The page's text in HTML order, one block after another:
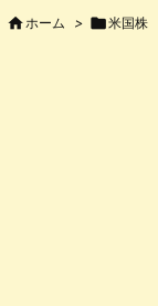
 ホーム > 米国株